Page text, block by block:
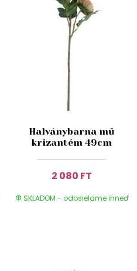
Halványbarna mű
krizantém 49cm
2 080 FT
SKLADOM - odosielame ihneď